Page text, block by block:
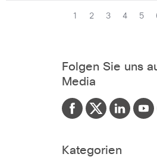
1 2 3 4 5
Folgen Sie uns
Media
Kategorien